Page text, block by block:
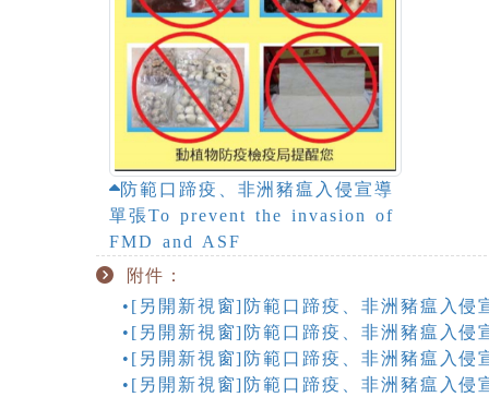
防範口蹄疫、非洲豬瘟入侵宣導
單張To prevent the invasion of
FMD and ASF
附件：
•[另開新視窗]防範口蹄疫、非洲豬瘟入
•[另開新視窗]防範口蹄疫、非洲豬瘟入
•[另開新視窗]防範口蹄疫、非洲豬瘟入
•[另開新視窗]防範口蹄疫、非洲豬瘟入侵